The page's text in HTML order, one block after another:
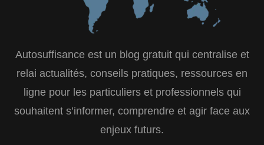
Autosuffisance est un blog gratuit qui centralise et
relai actualités, conseils pratiques, ressources en
ligne pour les particuliers et professionnels qui
souhaitent s’informer, comprendre et agir face aux
enjeux futurs.